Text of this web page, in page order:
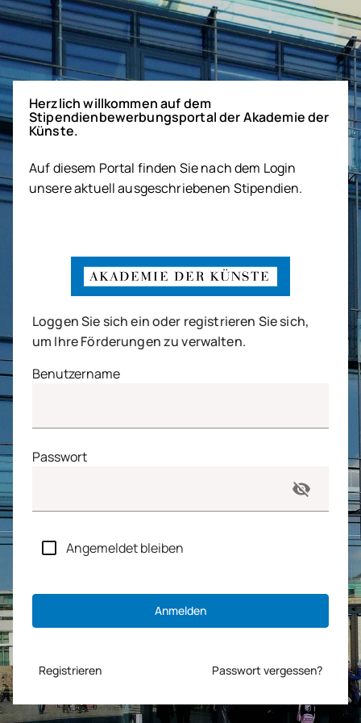
Herzlich willkommen auf dem
Stipendienbewerbungsportal der Akademie der
Künste.
Auf diesem Portal finden Sie nach dem Login
unsere aktuell ausgeschriebenen Stipendien.
Loggen Sie sich ein oder registrieren Sie sich,
um Ihre Förderungen zu verwalten.
Benutzername
Passwort
Angemeldet bleiben
Anmelden
Registrieren Passwort vergessen?